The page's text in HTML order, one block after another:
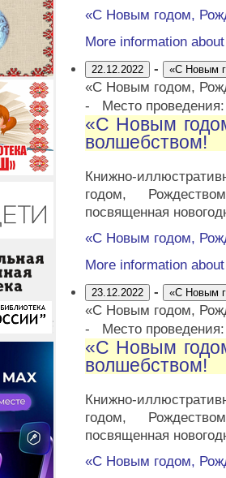
«С Новым годом,
More information
22.12.2022 - «С Новым
«С Новым годом,
-
Место
«С Новым
волшебством!
Книжно-
годом,
посвященная
«С Новым годом,
More information
23.12.2022 - «С Новым
«С Новым годом,
-
Место
«С Новым
волшебством!
Книжно-
годом,
посвященная
«С Новым годом,